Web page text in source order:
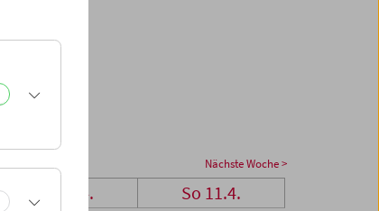
Nächste Woche >
Sa 10.4. So 11.4.